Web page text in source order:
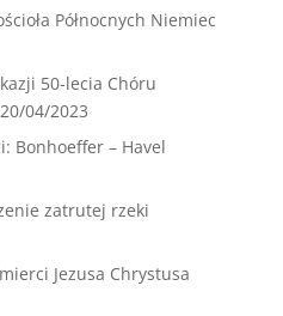
Północnych Niemiec
50-lecia Chóru
20/04/2023
Bonhoeffer – Havel
zatrutej rzeki
Jezusa Chrystusa